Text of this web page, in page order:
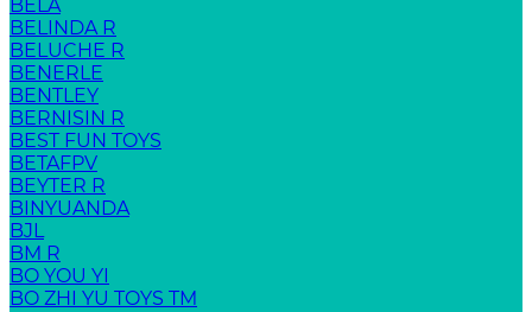
BELA
BELINDA R
BELUCHE R
BENERLE
BENTLEY
BERNISIN R
BEST FUN TOYS
BETAFPV
BEYTER R
BINYUANDA
BJL
BM R
BO YOU YI
BO ZHI YU TOYS TM